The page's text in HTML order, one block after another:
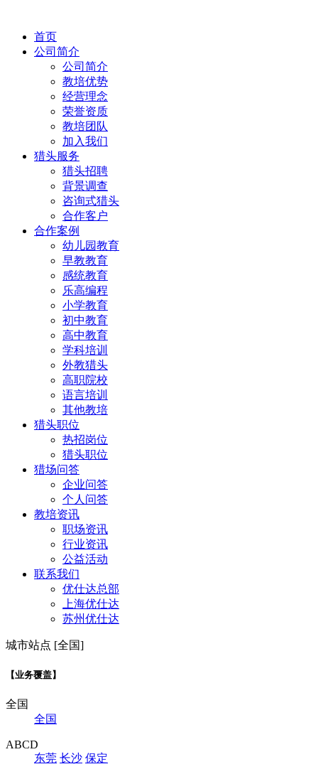
首页
公司简介
公司简介
教培优势
经营理念
荣誉资质
教培团队
加入我们
猎头服务
猎头招聘
背景调查
咨询式猎头
合作客户
合作案例
幼儿园教育
早教教育
感统教育
乐高编程
小学教育
初中教育
高中教育
学科培训
外教猎头
高职院校
语言培训
其他教培
猎头职位
热招岗位
猎头职位
猎场问答
企业问答
个人问答
教培资讯
职场资讯
行业资讯
公益活动
联系我们
优仕达总部
上海优仕达
苏州优仕达
城市站点 [全国]
【业务覆盖】
全国
全国
ABCD
东莞 长沙 保定